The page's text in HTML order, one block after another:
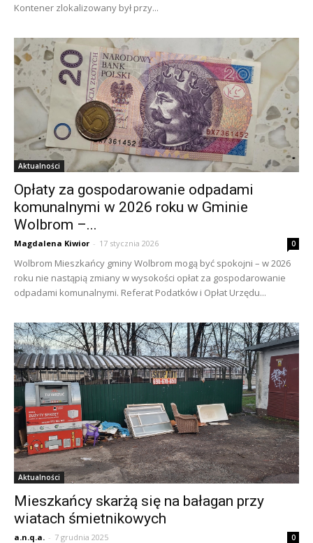
Kontener zlokalizowany był przy...
Aktualności
Opłaty za gospodarowanie odpadami
komunalnymi w 2026 roku w Gminie
Wolbrom –...
Magdalena Kiwior - 17 stycznia 2026 0
Wolbrom Mieszkańcy gminy Wolbrom mogą być spokojni – w 2026
roku nie nastąpią zmiany w wysokości opłat za gospodarowanie
odpadami komunalnymi. Referat Podatków i Opłat Urzędu...
Aktualności
Mieszkańcy skarżą się na bałagan przy
wiatach śmietnikowych
a.n.q.a. - 7 grudnia 2025 0